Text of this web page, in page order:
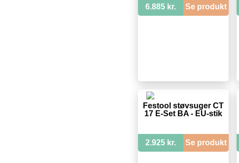
6.885 kr. Se produkt
Festool støvsuger CT
17 E-Set BA - EU-stik
2.925 kr. Se produkt